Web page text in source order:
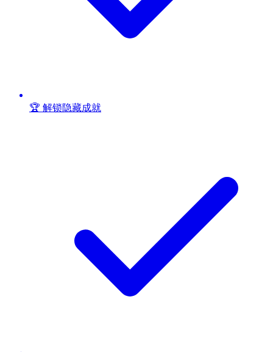
🏆 解锁隐藏成就